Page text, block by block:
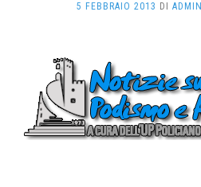
5 FEBBRAIO 2013 DI ADMIN